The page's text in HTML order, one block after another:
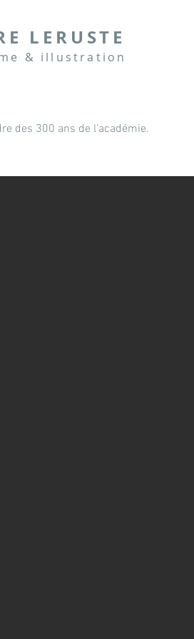
LERUSTE
& illustration
des 300 ans de l'académie.